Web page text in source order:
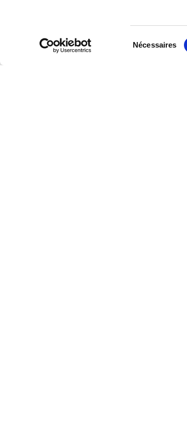
Nécessaires
collectifs comme les «
nationaux conclus par les
niveau national ». Les salariés